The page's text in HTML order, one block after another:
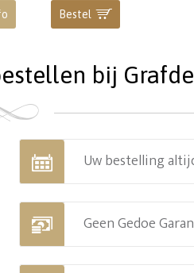
Bestel
bij
Uw bestelling
Geen Gedoe